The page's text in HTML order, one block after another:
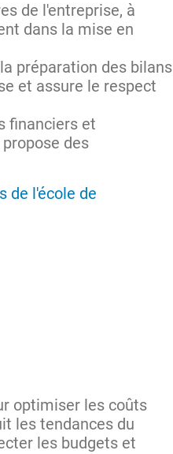
de l'entreprise, à
dans la mise en
préparation des bilans
et assure le respect
financiers et
des
de l'école de
optimiser les coûts
les tendances du
les budgets et